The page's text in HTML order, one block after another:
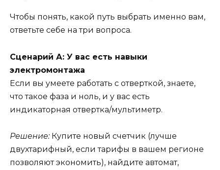
Чтобы понять, какой путь выбрать именно вам,
ответьте себе на три вопроса.
Сценарий А: У вас есть навыки
электромонтажа
Если вы умеете работать с отверткой, знаете,
что такое фаза и ноль, и у вас есть
индикаторная отвертка/мультиметр.
Решение:Купите новый счетчик (лучше
двухтарифный, если тарифы в вашем регионе
позволяют экономить), найдите автомат,